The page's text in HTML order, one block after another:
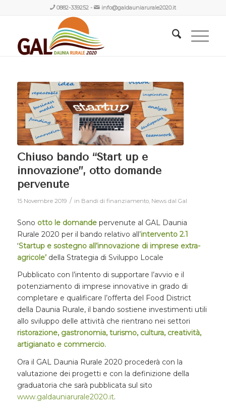
0882-339252- info@galdauniarurale2020.it
Chiuso bando “Start up e
innovazione”, otto domande
pervenute
15 Novembre 2019 / in Bandi di finanziamento, News dal Gal
Sono otto le domandepervenute al GAL Daunia
Rurale 2020 per il bando relativo all’intervento 2.1
‘Startup e sostegno all’innovazione di imprese extra-
agricole’della Strategia di Sviluppo Locale
Pubblicato con l’intento di supportare l’avvio e il
potenziamento di imprese innovative in grado di
completare e qualificare l’offerta del Food District
della Daunia Rurale, il bando sostiene investimenti utili
allo sviluppo delle attività che rientrano nei settori
ristorazione, gastronomia, turismo, cultura, creatività,
artigianato e commercio.
Ora il GAL Daunia Rurale 2020 procederà con la
valutazione dei progetti e con la definizione della
graduatoria che sarà pubblicata sul sito
www.galdauniarurale2020.it.